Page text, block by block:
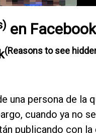
en Facebook
(Reasons to see
una persona de la
cuando ya no
publicando con la